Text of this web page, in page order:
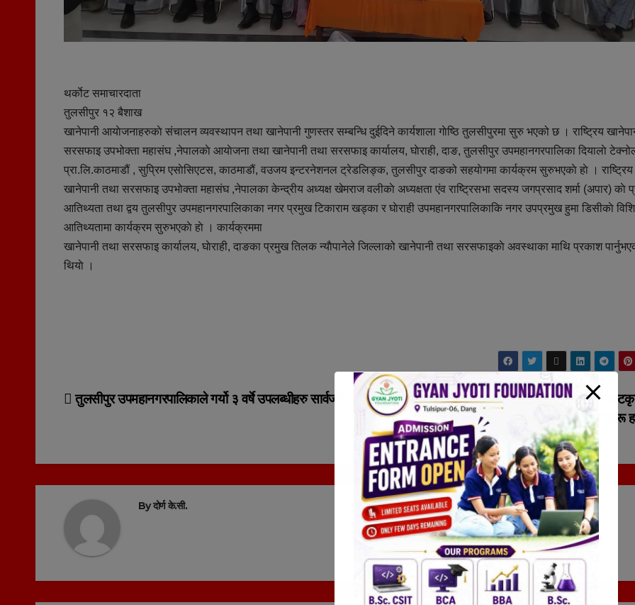
थर्काेट समाचारदाता
तुलसीपुर १२ बैशाख
खानेपानी आयाेजनाहरुकाे संचालन व्यवस्थापन तथा खानेपानी गुणस्तर सम्बन्धि दुईदिने कार्यशाला गाेष्ठि तुलसीपुरमा सुरु भएको छ । राष्ट्रिय
सरसफाइ उपभोक्ता महासंघ ,नेपालकाे आयाेजना तथा खानेपानी तथा सरसफाइ कार्यालय, घाेराही, दाङ, तुलसीपुर उपमहानगरपालिका दियालाे
प्रा.लि.काठमाडौं , सुप्रिम एसाेसिएटस, काठमाडौं, वउजय इन्टरनेशनल ट्रेडलिङ्क, तुलसीपुर दाङको सहयाेगमा कार्यक्रम सुरुभएकाे हाे । राष्ट्रिय
खानेपानी तथा सरसफाइ उपभोक्ता महासंघ ,नेपालका केन्द्रीय अध्यक्ष खेमराज वलीकाे अध्यक्षता एंव राष्ट्रिसभा सदस्य जगप्रसाद शर्मा (अपार) काे
आतिथ्यता तथा द्वय तुलसीपुर उपमहानगरपालिकाका नगर प्रमुख टिकाराम खड्का र घाेराही उपमहानगरपालिकाकि नगर उपप्रमुख हुमा डिसीकाे
आतिथ्यतामा कार्यक्रम सुरुभएकाे हाे । कार्यक्रममा
खानेपानी तथा सरसफाइ कार्यालय, घाेराही, दाङका प्रमुख तिलक न्याैपानेले जिल्लाको खानेपानी तथा सरसफाइकाे अवस्थाका माथि प्रकाश
थियाे ।
Post
राप्ती आँखा अस्पताल रक्षाचौरमा दिनप्रतिदिन
थपियो, विरामीहरू
तुलसीपुर उपमहानगरपालिकाले गर्यो ३ वर्षे उपलब्धीहरु सार्वजनिक,
Byदोर्ण के.सी.